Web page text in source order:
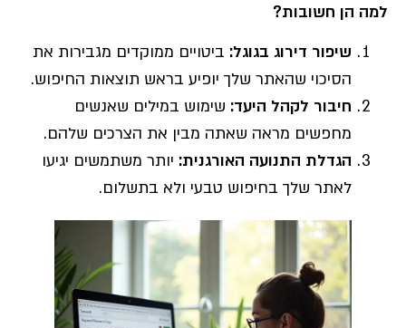
למה הן חשובות?
שיפור דירוג בגוגל: ביטויים ממוקדים מגבירות את
הסיכוי שהאתר שלך יופיע בראש תוצאות החיפוש.
חיבור לקהל היעד: שימוש במילים שאנשים
מחפשים מראה שאתה מבין את הצרכים שלהם.
הגדלת התנועה האורגנית: יותר משתמשים יגיעו
לאתר שלך בחיפוש טבעי ולא בתשלום.